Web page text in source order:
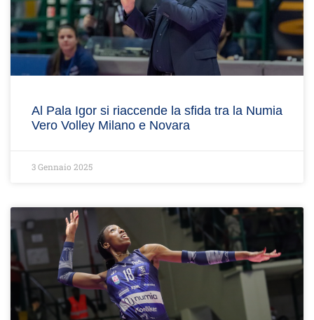
Al Pala Igor si riaccende la sfida tra la Numia
Vero Volley Milano e Novara
3 Gennaio 2025